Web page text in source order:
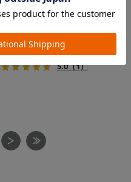
『FikaGO（フィカゴー）』か
イル２』 登場！耐荷重30kg
で、しかも1秒・自動収納機能
搭載！！
￥69,300
5.0（1）